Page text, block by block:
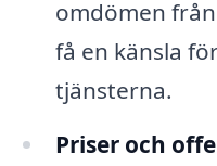
omdömen
få en känsla
tjänsterna.
Priser och